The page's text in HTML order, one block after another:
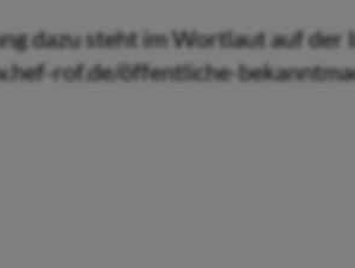
dazu steht im Wortlaut auf der
rof.de/öffentliche-